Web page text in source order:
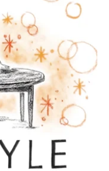
家とは何か」
た方が「まずは勉強会
なることを目指した